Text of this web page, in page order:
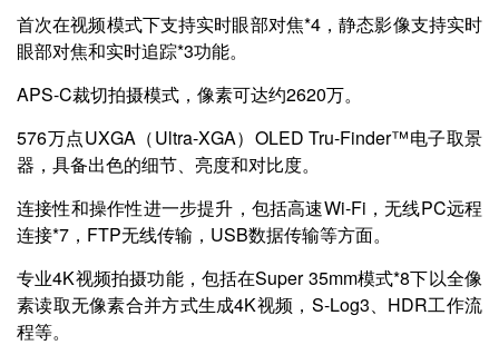
首次在视频模式下支持实时眼部对焦*4，静态影像支持实时
眼部对焦和实时追踪*3功能。
APS-C裁切拍摄模式，像素可达约2620万。
576万点UXGA（Ultra-XGA）OLED Tru-Finder™电子取景
器，具备出色的细节、亮度和对比度。
连接性和操作性进一步提升，包括高速Wi-Fi，无线PC远程
连接*7，FTP无线传输，USB数据传输等方面。
专业4K视频拍摄功能，包括在Super 35mm模式*8下以全像
素读取无像素合并方式生成4K视频，S-Log3、HDR工作流
程等。